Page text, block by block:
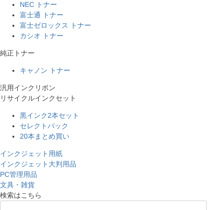
NEC トナー
富士通 トナー
富士ゼロックス トナー
カシオ トナー
純正トナー
キャノン トナー
汎用インクリボン
リサイクルインクセット
黒インク2本セット
セレクトパック
20本まとめ買い
インクジェット用紙
インクジェット大判用品
PC管理用品
文具・雑貨
検索はこちら